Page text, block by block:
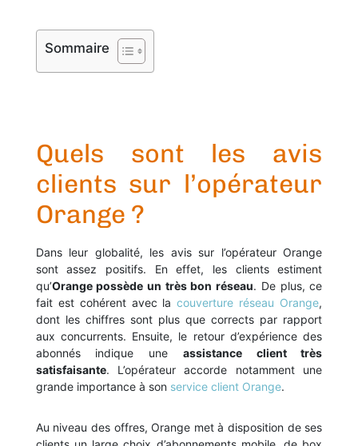
Sommaire
Quels sont les avis
clients sur l’opérateur
Orange ?
Dans leur globalité, les avis sur l’opérateur Orange
sont assez positifs. En effet, les clients estiment
qu’Orange possède un très bon réseau. De plus, ce
fait est cohérent avec lacouverture réseau Orange,
dont les chiffres sont plus que corrects par rapport
aux concurrents. Ensuite, le retour d’expérience des
abonnés indique une assistance client très
satisfaisante. L’opérateur accorde notamment une
grande importance à son service client Orange.
Au niveau des offres, Orange met à disposition de ses